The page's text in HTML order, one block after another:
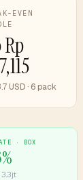
EVEN
Rp
USD · 6 pack
· BOX
%
3.3jt